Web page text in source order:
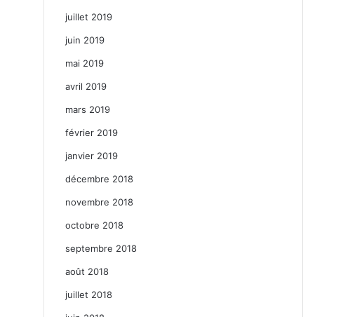
juillet 2019
juin 2019
mai 2019
avril 2019
mars 2019
février 2019
janvier 2019
décembre 2018
novembre 2018
octobre 2018
septembre 2018
août 2018
juillet 2018